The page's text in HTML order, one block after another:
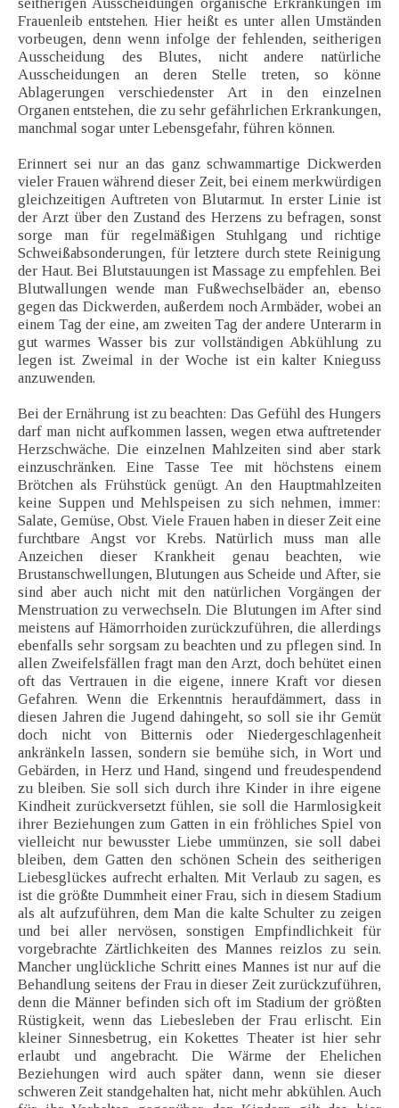
seitherigen Ausscheidungen organische Erkrankungen im
Frauenleib entstehen. Hier heißt es unter allen Umständen
vorbeugen, denn wenn infolge der fehlenden, seitherigen
Ausscheidung des Blutes, nicht andere natürliche
Ausscheidungen an deren Stelle treten, so könne
Ablagerungen verschiedenster Art in den einzelnen
Organen entstehen, die zu sehr gefährlichen Erkrankungen,
manchmal sogar unter Lebensgefahr, führen können.
Erinnert sei nur an das ganz schwammartige Dickwerden
vieler Frauen während dieser Zeit, bei einem merkwürdigen
gleichzeitigen Auftreten von Blutarmut. In erster Linie ist
der Arzt über den Zustand des Herzens zu befragen, sonst
sorge man für regelmäßigen Stuhlgang und richtige
Schweißabsonderungen, für letztere durch stete Reinigung
der Haut. Bei Blutstauungen ist Massage zu empfehlen. Bei
Blutwallungen wende man Fußwechselbäder an, ebenso
gegen das Dickwerden, außerdem noch Armbäder, wobei an
einem Tag der eine, am zweiten Tag der andere Unterarm in
gut warmes Wasser bis zur vollständigen Abkühlung zu
legen ist. Zweimal in der Woche ist ein kalter Knieguss
anzuwenden.
Bei der Ernährung ist zu beachten: Das Gefühl des Hungers
darf man nicht aufkommen lassen, wegen etwa auftretender
Herzschwäche. Die einzelnen Mahlzeiten sind aber stark
einzuschränken. Eine Tasse Tee mit höchstens einem
Brötchen als Frühstück genügt. An den Hauptmahlzeiten
keine Suppen und Mehlspeisen zu sich nehmen, immer:
Salate, Gemüse, Obst. Viele Frauen haben in dieser Zeit eine
furchtbare Angst vor Krebs. Natürlich muss man alle
Anzeichen dieser Krankheit genau beachten, wie
Brustanschwellungen, Blutungen aus Scheide und After, sie
sind aber auch nicht mit den natürlichen Vorgängen der
Menstruation zu verwechseln. Die Blutungen im After sind
meistens auf Hämorrhoiden zurückzuführen, die allerdings
ebenfalls sehr sorgsam zu beachten und zu pflegen sind. In
allen Zweifelsfällen fragt man den Arzt, doch behütet einen
oft das Vertrauen in die eigene, innere Kraft vor diesen
Gefahren. Wenn die Erkenntnis heraufdämmert, dass in
diesen Jahren die Jugend dahingeht, so soll sie ihr Gemüt
doch nicht von Bitternis oder Niedergeschlagenheit
ankränkeln lassen, sondern sie bemühe sich, in Wort und
Gebärden, in Herz und Hand, singend und freudespendend
zu bleiben. Sie soll sich durch ihre Kinder in ihre eigene
Kindheit zurückversetzt fühlen, sie soll die Harmlosigkeit
ihrer Beziehungen zum Gatten in ein fröhliches Spiel von
vielleicht nur bewusster Liebe ummünzen, sie soll dabei
bleiben, dem Gatten den schönen Schein des seitherigen
Liebesglückes aufrecht erhalten. Mit Verlaub zu sagen, es
ist die größte Dummheit einer Frau, sich in diesem Stadium
als alt aufzuführen, dem Man die kalte Schulter zu zeigen
und bei aller nervösen, sonstigen Empfindlichkeit für
vorgebrachte Zärtlichkeiten des Mannes reizlos zu sein.
Mancher unglückliche Schritt eines Mannes ist nur auf die
Behandlung seitens der Frau in dieser Zeit zurückzuführen,
denn die Männer befinden sich oft im Stadium der größten
Rüstigkeit, wenn das Liebesleben der Frau erlischt. Ein
kleiner Sinnesbetrug, ein Kokettes Theater ist hier sehr
erlaubt und angebracht. Die Wärme der Ehelichen
Beziehungen wird auch später dann, wenn sie dieser
schweren Zeit standgehalten hat, nicht mehr abkühlen. Auch